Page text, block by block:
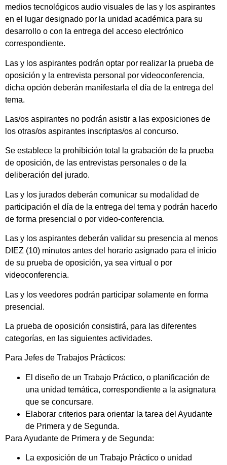
medios tecnológicos audio visuales de las y los aspirantes
en el lugar designado por la unidad académica para su
desarrollo o con la entrega del acceso electrónico
correspondiente.
Las y los aspirantes podrán optar por realizar la prueba de
oposición y la entrevista personal por videoconferencia,
dicha opción deberán manifestarla el día de la entrega del
tema.
Las/os aspirantes no podrán asistir a las exposiciones de
los otras/os aspirantes inscriptas/os al concurso.
Se establece la prohibición total la grabación de la prueba
de oposición, de las entrevistas personales o de la
deliberación del jurado.
Las y los jurados deberán comunicar su modalidad de
participación el día de la entrega del tema y podrán hacerlo
de forma presencial o por video-conferencia.
Las y los aspirantes deberán validar su presencia al menos
DIEZ (10) minutos antes del horario asignado para el inicio
de su prueba de oposición, ya sea virtual o por
videoconferencia.
Las y los veedores podrán participar solamente en forma
presencial.
La prueba de oposición consistirá, para las diferentes
categorías, en las siguientes actividades.
Para Jefes de Trabajos Prácticos:
El diseño de un Trabajo Práctico, o planificación de
una unidad temática, correspondiente a la asignatura
que se concursare.
Elaborar criterios para orientar la tarea del Ayudante
de Primera y de Segunda.
Para Ayudante de Primera y de Segunda:
La exposición de un Trabajo Práctico o unidad